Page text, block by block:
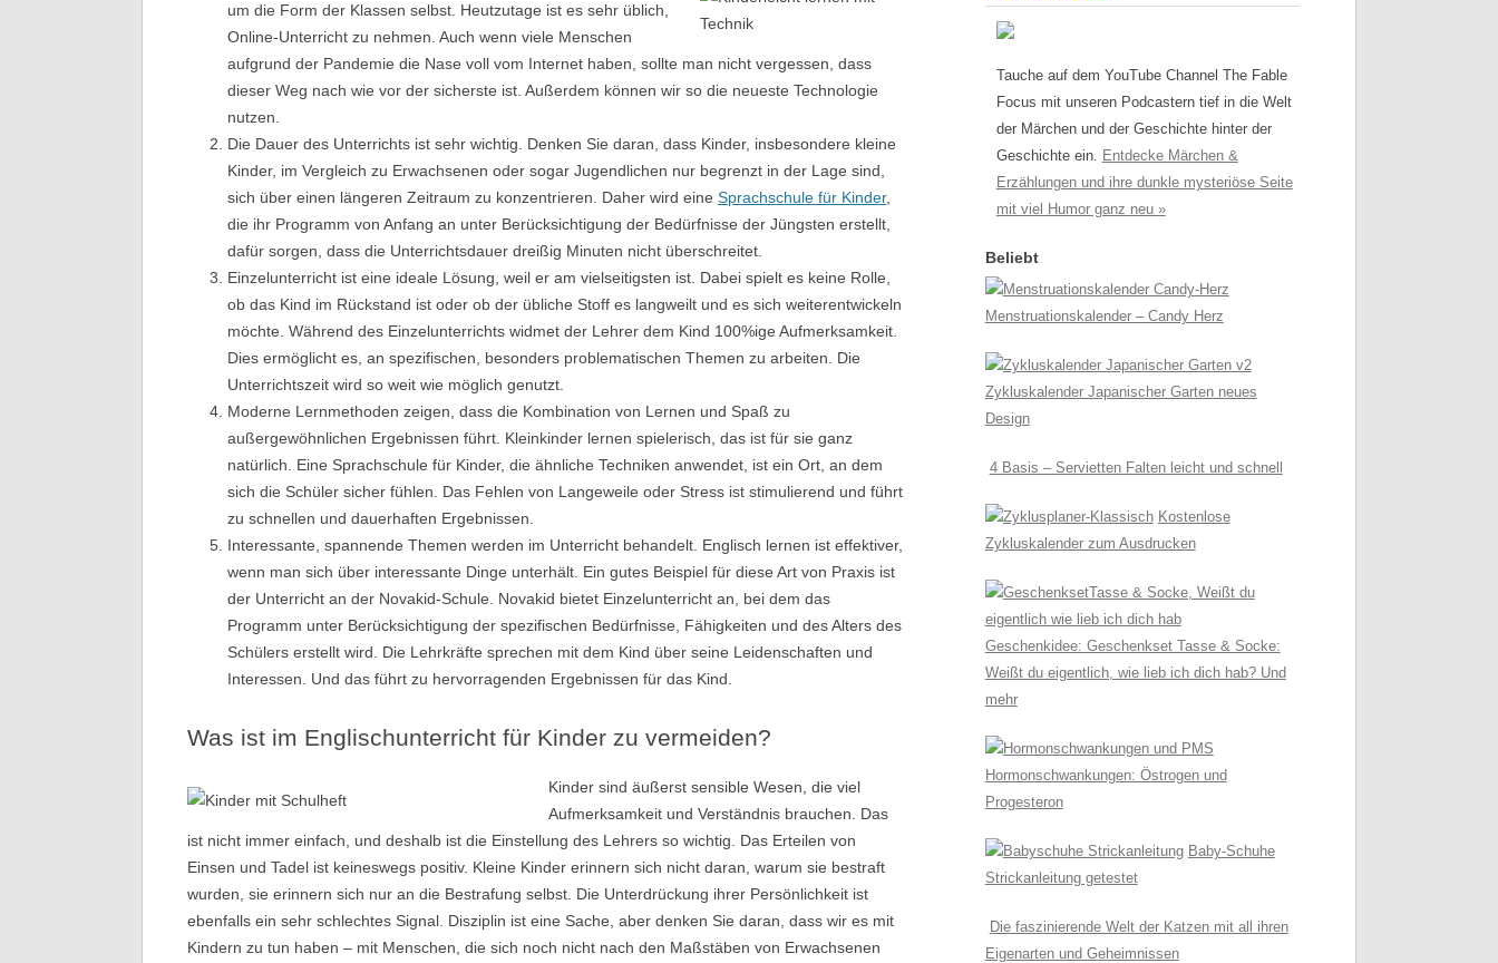
um die Form der Klassen selbst. Heutzutage ist es sehr üblich,
Online-Unterricht zu nehmen. Auch wenn viele Menschen
aufgrund der Pandemie die Nase voll vom Internet haben, sollte man nicht vergessen, dass
dieser Weg nach wie vor der sicherste ist. Außerdem können wir so die neueste Technologie
nutzen.
Die Dauer des Unterrichts ist sehr wichtig. Denken Sie daran, dass Kinder, insbesondere kleine
Kinder, im Vergleich zu Erwachsenen oder sogar Jugendlichen nur begrenzt in der Lage sind,
sich über einen längeren Zeitraum zu konzentrieren. Daher wird eine Sprachschule für Kinder,
die ihr Programm von Anfang an unter Berücksichtigung der Bedürfnisse der Jüngsten erstellt,
dafür sorgen, dass die Unterrichtsdauer dreißig Minuten nicht überschreitet.
Einzelunterricht ist eine ideale Lösung, weil er am vielseitigsten ist. Dabei spielt es keine Rolle,
ob das Kind im Rückstand ist oder ob der übliche Stoff es langweilt und es sich weiterentwickeln
möchte. Während des Einzelunterrichts widmet der Lehrer dem Kind 100%ige Aufmerksamkeit.
Dies ermöglicht es, an spezifischen, besonders problematischen Themen zu arbeiten. Die
Unterrichtszeit wird so weit wie möglich genutzt.
Moderne Lernmethoden zeigen, dass die Kombination von Lernen und Spaß zu
außergewöhnlichen Ergebnissen führt. Kleinkinder lernen spielerisch, das ist für sie ganz
natürlich. Eine Sprachschule für Kinder, die ähnliche Techniken anwendet, ist ein Ort, an dem
sich die Schüler sicher fühlen. Das Fehlen von Langeweile oder Stress ist stimulierend und führt
zu schnellen und dauerhaften Ergebnissen.
Interessante, spannende Themen werden im Unterricht behandelt. Englisch lernen ist effektiver,
wenn man sich über interessante Dinge unterhält. Ein gutes Beispiel für diese Art von Praxis ist
der Unterricht an der Novakid-Schule. Novakid bietet Einzelunterricht an, bei dem das
Programm unter Berücksichtigung der spezifischen Bedürfnisse, Fähigkeiten und des Alters des
Schülers erstellt wird. Die Lehrkräfte sprechen mit dem Kind über seine Leidenschaften und
Interessen. Und das führt zu hervorragenden Ergebnissen für das Kind.
Was ist im Englischunterricht für Kinder zu vermeiden?
Kinder sind äußerst sensible Wesen, die viel
Aufmerksamkeit und Verständnis brauchen. Das
ist nicht immer einfach, und deshalb ist die Einstellung des Lehrers so wichtig. Das Erteilen von
Einsen und Tadel ist keineswegs positiv. Kleine Kinder erinnern sich nicht daran, warum sie bestraft
wurden, sie erinnern sich nur an die Bestrafung selbst. Die Unterdrückung ihrer Persönlichkeit ist
ebenfalls ein sehr schlechtes Signal. Disziplin ist eine Sache, aber denken Sie daran, dass wir es mit
Kindern zu tun haben – mit Menschen, die sich noch nicht nach den Maßstäben von Erwachsenen
Tauche auf dem YouTube Channel The Fable
Focus mit unseren Podcastern tief in die Welt
der Märchen und der Geschichte hinter der
Geschichte ein. Entdecke Märchen &
Erzählungen und ihre dunkle mysteriöse Seite
mit viel Humor ganz neu »
Beliebt
Menstruationskalender – Candy Herz
Zykluskalender Japanischer Garten neues
Design
4 Basis – Servietten Falten leicht und schnell
Kostenlose
Zykluskalender zum Ausdrucken
Geschenkidee: Geschenkset Tasse & Socke:
Weißt du eigentlich, wie lieb ich dich hab? Und
mehr
Hormonschwankungen: Östrogen und
Progesteron
Baby-Schuhe
Strickanleitung getestet
Die faszinierende Welt der Katzen mit all ihren
Eigenarten und Geheimnissen